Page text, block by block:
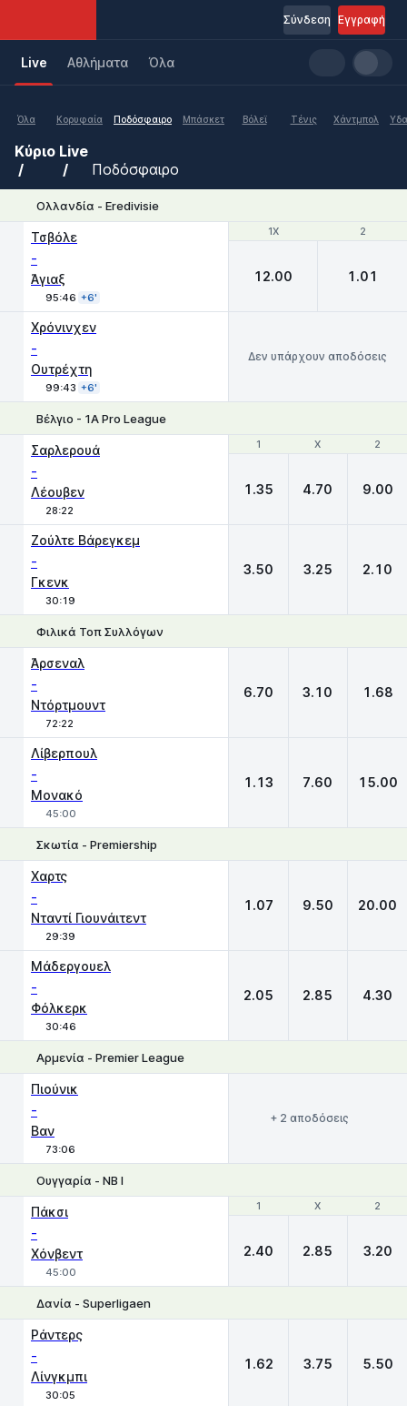
Εγγραφή
Σύνδεση
Live Aθλήματα Όλα
Όλα Κορυφαία Ποδόσφαιρο Μπάσκετ Βόλεϊ Τένις Χάντμπολ
Κύριο Live
Ποδόσφαιρο
Ολλανδία - Eredivisie
1X 2
Τσβόλε
-
Άγιαξ
95:46 +6'
1X 2
12.00 1.01
Χρόνινχεν
-
Ουτρέχτη
99:43 +6'
Δεν υπάρχουν αποδόσεις
Βέλγιο - 1A Pro League
1 X 2
Σαρλερουά
-
Λέουβεν
28:22
1 X 2
1.35 4.70 9.00
Ζούλτε Βάρεγκεμ
-
Γκενκ
30:19
3.50 3.25 2.10
Φιλικά Τοπ Συλλόγων
Άρσεναλ
-
Ντόρτμουντ
72:22
6.70 3.10 1.68
Λίβερπουλ
-
Μονακό
45:00
1.13 7.60 15.00
Σκωτία - Premiership
Χαρτς
-
Νταντί Γιουνάιτεντ
29:39
1.07 9.50 20.00
Μάδεργουελ
-
Φόλκερκ
30:46
2.05 2.85 4.30
Αρμενία - Premier League
Πιούνικ
-
Βαν
73:06
+ 2 αποδόσεις
Ουγγαρία - NB I
1 X 2
Πάκσι
-
Χόνβεντ
45:00
1 X 2
2.40 2.85 3.20
Δανία - Superligaen
Ράντερς
-
Λίνγκμπι
30:05
1.62 3.75 5.50